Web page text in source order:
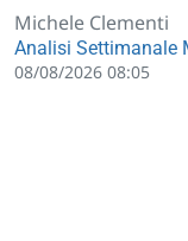
Michele Clementi
Analisi Settimanale
08/08/2026 08:05